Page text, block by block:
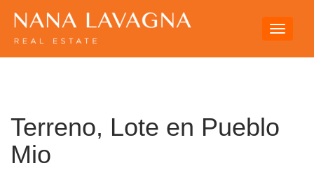
Toggle
Terreno, Lote en Pueblo
Mio